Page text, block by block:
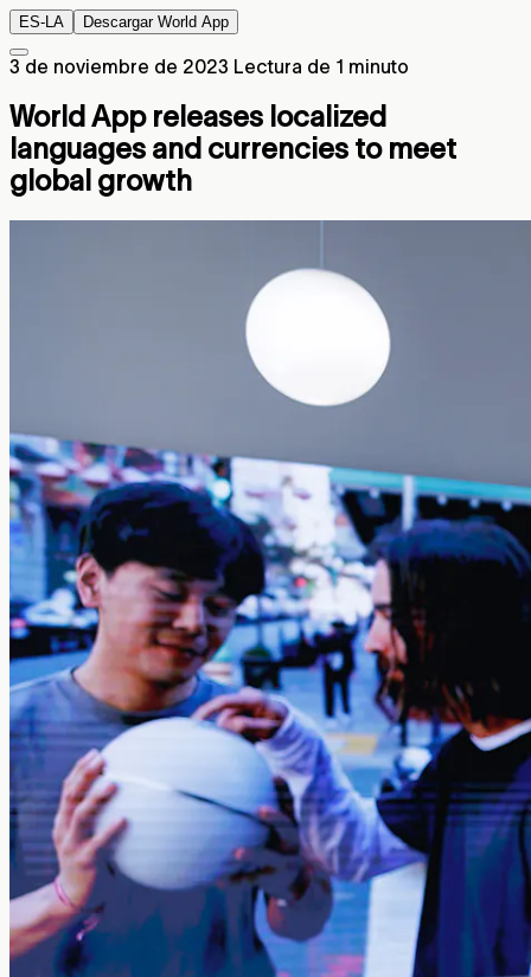
ES-LA Descargar World App
3 de noviembre de 2023 Lectura de 1 minuto
World App releases localized
languages and currencies to meet
global growth